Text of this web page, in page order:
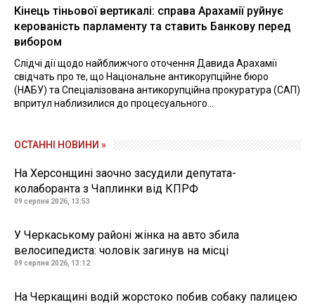
Кінець тіньової вертикалі: справа Арахамії руйнує
керованість парламенту та ставить Банкову перед
вибором
Слідчі дії щодо найближчого оточення Давида Арахамії
свідчать про те, що Національне антикорупційне бюро
(НАБУ) та Спеціалізована антикорупційна прокуратура (САП)
впритул наблизилися до процесуального...
ОСТАННІ НОВИНИ »
На Херсонщині заочно засудили депутата-
колаборанта з Чаплинки від КПРФ
09 серпня 2026, 13:53
У Черкаському районі жінка на авто збила
велосипедиста: чоловік загинув на місці
09 серпня 2026, 13:12
На Черкащині водій жорстоко побив собаку палицею